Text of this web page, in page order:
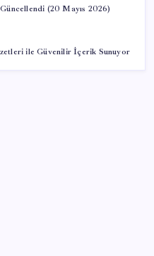
(20 Mayıs 2026)
ile Güvenilir İçerik Sunuyor